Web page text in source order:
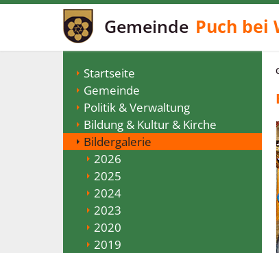
Gemeinde Puch bei
Startseite
Gemeinde
Politik & Verwaltung
Bildung & Kultur & Kirche
Bildergalerie
2026
2025
2024
2023
2020
2019